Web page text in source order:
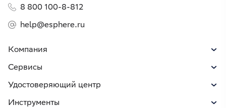
Компания
Сервисы
Удостоверяющий центр
Инструменты
8 800 100-8-812
help@esphere.ru